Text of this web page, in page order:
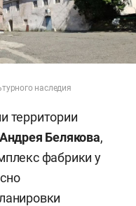
наследия
территории
Андрея Белякова,
фабрики у